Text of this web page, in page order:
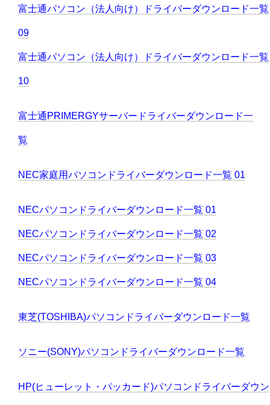
富士通パソコン（法人向け）ドライバーダウンロード一覧
09
富士通パソコン（法人向け）ドライバーダウンロード一覧
10
富士通PRIMERGYサーバードライバーダウンロード一
覧
NEC家庭用パソコンドライバーダウンロード一覧 01
NECパソコンドライバーダウンロード一覧 01
NECパソコンドライバーダウンロード一覧 02
NECパソコンドライバーダウンロード一覧 03
NECパソコンドライバーダウンロード一覧 04
東芝(TOSHIBA)パソコンドライバーダウンロード一覧
ソニー(SONY)パソコンドライバーダウンロード一覧
HP(ヒューレット・パッカード)パソコンドライバーダウン